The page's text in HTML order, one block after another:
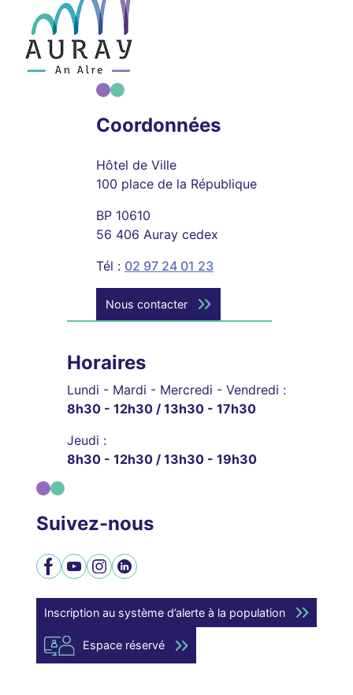
Coordonnées
Hôtel de Ville
100 place de la République
BP 10610
56 406 Auray cedex
Tél : 02 97 24 01 23
Nous contacter
Horaires
Lundi - Mardi - Mercredi - Vendredi :
8h30 - 12h30 / 13h30 - 17h30
Jeudi :
8h30 - 12h30 / 13h30 - 19h30
Suivez-nous
Facebook
YouTubeInstagram
LinkedIn
Inscription au système d’alerte à la population
Espace réservé